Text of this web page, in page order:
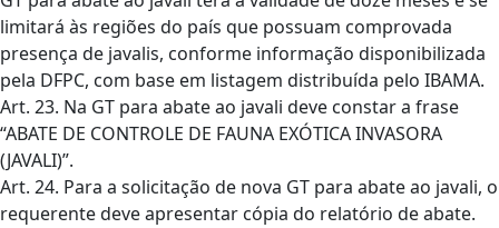
limitará às regiões do país que possuam comprovada
presença de javalis, conforme informação disponibilizada
pela DFPC, com base em listagem distribuída pelo IBAMA.
Art. 23. Na GT para abate ao javali deve constar a frase
“ABATE DE CONTROLE DE FAUNA EXÓTICA INVASORA
(JAVALI)”.
Art. 24. Para a solicitação de nova GT para abate ao javali, o
requerente deve apresentar cópia do relatório de abate.